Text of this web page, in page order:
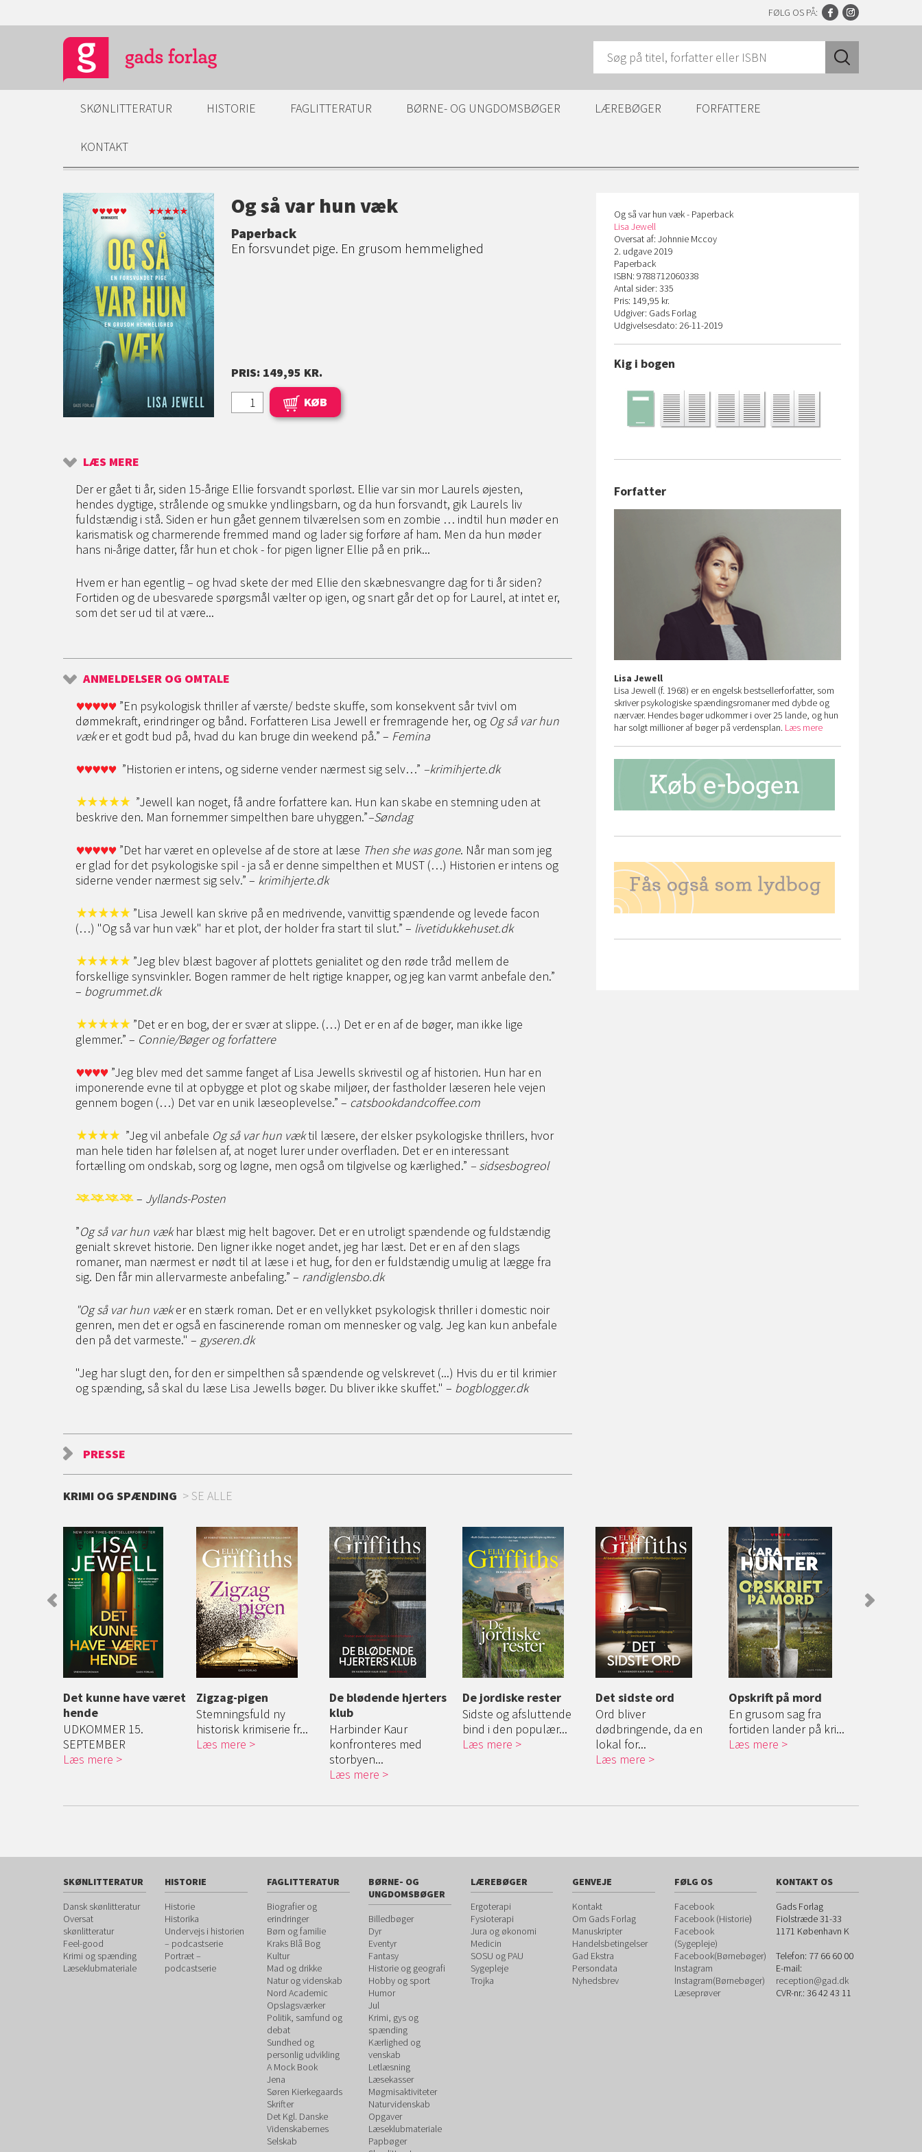
FØLG OS PÅ:
SKØNLITTERATUR HISTORIE FAGLITTERATUR BØRNE- OG UNGDOMSBØGER LÆREBØGER FORFATTERE
KONTAKT
Og så var hun væk
Paperback
En forsvundet pige. En grusom hemmelighed
PRIS: 149,95 KR.
KØB
LÆS MERE
Der er gået ti år, siden 15-årige Ellie forsvandt sporløst. Ellie var sin mor Laurels øjesten,
hendes dygtige, strålende og smukke yndlingsbarn, og da hun forsvandt, gik Laurels liv
fuldstændig i stå. Siden er hun gået gennem tilværelsen som en zombie … indtil hun møder en
karismatisk og charmerende fremmed mand og lader sig forføre af ham. Men da hun møder
hans ni-årige datter, får hun et chok - for pigen ligner Ellie på en prik...
Hvem er han egentlig – og hvad skete der med Ellie den skæbnesvangre dag for ti år siden?
Fortiden og de ubesvarede spørgsmål vælter op igen, og snart går det op for Laurel, at intet er,
som det ser ud til at være...
ANMELDELSER OG OMTALE
”En psykologisk thriller af værste/ bedste skuffe, som konsekvent sår tvivl om
dømmekraft, erindringer og bånd. Forfatteren Lisa Jewell er fremragende her, og Og så var hun
væker et godt bud på, hvad du kan bruge din weekend på.” – Femina
”Historien er intens, og siderne vender nærmest sig selv…” –krimihjerte.dk
”Jewell kan noget, få andre forfattere kan. Hun kan skabe en stemning uden at
beskrive den. Man fornemmer simpelthen bare uhyggen.”–Søndag
”Det har været en oplevelse af de store at læse Then she was gone. Når man som jeg
er glad for det psykologiske spil - ja så er denne simpelthen et MUST (…) Historien er intens og
siderne vender nærmest sig selv.” – krimihjerte.dk
”Lisa Jewell kan skrive på en medrivende, vanvittig spændende og levede facon
(…) "Og så var hun væk" har et plot, der holder fra start til slut.” – livetidukkehuset.dk
”Jeg blev blæst bagover af plottets genialitet og den røde tråd mellem de
forskellige synsvinkler. Bogen rammer de helt rigtige knapper, og jeg kan varmt anbefale den.”
– bogrummet.dk
”Det er en bog, der er svær at slippe. (…) Det er en af de bøger, man ikke lige
glemmer.” – Connie/Bøger og forfattere
”Jeg blev med det samme fanget af Lisa Jewells skrivestil og af historien. Hun har en
imponerende evne til at opbygge et plot og skabe miljøer, der fastholder læseren hele vejen
gennem bogen (…) Det var en unik læseoplevelse.” – catsbookdandcoffee.com
”Jeg vil anbefale Og så var hun væktil læsere, der elsker psykologiske thrillers, hvor
man hele tiden har følelsen af, at noget lurer under overfladen. Det er en interessant
fortælling om ondskab, sorg og løgne, men også om tilgivelse og kærlighed.” – sidsesbogreol
– Jyllands-Posten
”Og så var hun vækhar blæst mig helt bagover. Det er en utroligt spændende og fuldstændig
genialt skrevet historie. Den ligner ikke noget andet, jeg har læst. Det er en af den slags
romaner, man nærmest er nødt til at læse i et hug, for den er fuldstændig umulig at lægge fra
sig. Den får min allervarmeste anbefaling.” – randiglensbo.dk
"Og så var hun væker en stærk roman. Det er en vellykket psykologisk thriller i domestic noir
genren, men det er også en fascinerende roman om mennesker og valg. Jeg kan kun anbefale
den på det varmeste." – gyseren.dk
"Jeg har slugt den, for den er simpelthen så spændende og velskrevet (...) Hvis du er til krimier
og spænding, så skal du læse Lisa Jewells bøger. Du bliver ikke skuffet." – bogblogger.dk
PRESSE
Og så var hun væk - Paperback
Lisa Jewell
Oversat af: Johnnie Mccoy
2. udgave 2019
Paperback
ISBN: 9788712060338
Antal sider: 335
Pris: 149,95 kr.
Udgiver: Gads Forlag
Udgivelsesdato: 26-11-2019
Kig i bogen
Forfatter
Lisa Jewell
Lisa Jewell (f. 1968) er en engelsk bestsellerforfatter, som
skriver psykologiske spændingsromaner med dybde og
nærvær. Hendes bøger udkommer i over 25 lande, og hun
har solgt millioner af bøger på verdensplan. Læs mere
KRIMI OG SPÆNDING SE ALLE
Det kunne have været
hende
UDKOMMER 15.
SEPTEMBER
Læs mere
Zigzag-pigen
Stemningsfuld ny
historisk krimiserie fr...
Læs mere
De blødende hjerters
klub
Harbinder Kaur
konfronteres med
storbyen...
Læs mere
De jordiske rester
Sidste og afsluttende
bind i den populær...
Læs mere
Det sidste ord
Ord bliver
dødbringende, da en
lokal for...
Læs mere
Opskrift på mord
En grusom sag fra
fortiden lander på kri...
Læs mere
SKØNLITTERATUR
Dansk skønlitteratur
Oversat
skønlitteratur
Feel-good
Krimi og spænding
Læseklubmateriale
HISTORIE
Historie
Historika
Undervejs i historien
– podcastserie
Portræt –
podcastserie
FAGLITTERATUR
Biografier og
erindringer
Børn og familie
Kraks Blå Bog
Kultur
Mad og drikke
Natur og videnskab
Nord Academic
Opslagsværker
Politik, samfund og
debat
Sundhed og
personlig udvikling
A Mock Book
Jena
Søren Kierkegaards
Skrifter
Det Kgl. Danske
Videnskabernes
Selskab
BØRNE- OG
UNGDOMSBØGER
Billedbøger
Dyr
Eventyr
Fantasy
Historie og geografi
Hobby og sport
Humor
Jul
Krimi, gys og
spænding
Kærlighed og
venskab
Letlæsning
Læsekasser
Møgmisaktiviteter
Naturvidenskab
Opgaver
Læseklubmateriale
Papbøger
LÆREBØGER
Ergoterapi
Fysioterapi
Jura og økonomi
Medicin
SOSU og PAU
Sygepleje
Trojka
GENVEJE
Kontakt
Om Gads Forlag
Manuskripter
Handelsbetingelser
Gad Ekstra
Persondata
Nyhedsbrev
FØLG OS
Facebook
Facebook (Historie)
Facebook
(Sygepleje)
Facebook(Børnebøger)
Instagram
Instagram(Børnebøger)
Læseprøver
KONTAKT OS
Gads Forlag
Fiolstræde 31-33
1171 København K
Telefon: 77 66 60 00
E-mail:
reception@gad.dk
CVR-nr.: 36 42 43 11